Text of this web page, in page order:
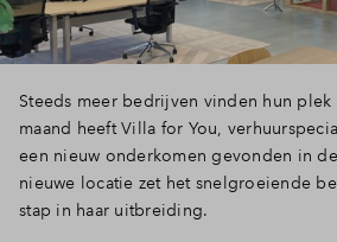
Steeds meer bedrijven vinden hun plek
maand heeft Villa for You,
een nieuw onderkomen gevonden in
nieuwe locatie zet het snelgroeiende
stap in haar uitbreiding.